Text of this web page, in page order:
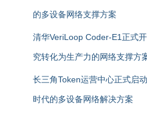
的多设备网络支撑方案
清华VeriLoop Coder-E1正式
究转化为生产力的网络支撑方
长三角Token运营中心正式启
时代的多设备网络解决方案